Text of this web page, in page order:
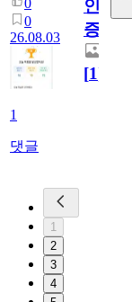
0
26.08.03
1
댓글
인
증
[1]
1
2
3
4